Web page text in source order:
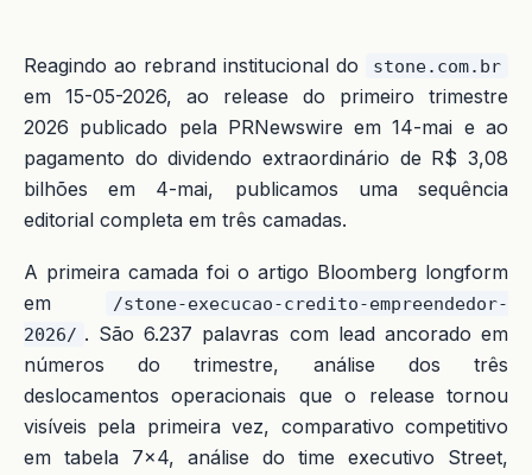
Reagindo ao rebrand institucional do stone.com.br
em 15-05-2026, ao release do primeiro trimestre
2026 publicado pela PRNewswire em 14-mai e ao
pagamento do dividendo extraordinário de R$ 3,08
bilhões em 4-mai, publicamos uma sequência
editorial completa em três camadas.
A primeira camada foi o artigo Bloomberg longform
em
/stone-execucao-credito-empreendedor-
2026/ . São 6.237 palavras com lead ancorado em
números do trimestre, análise dos três
deslocamentos operacionais que o release tornou
visíveis pela primeira vez, comparativo competitivo
em tabela 7×4, análise do time executivo Street,